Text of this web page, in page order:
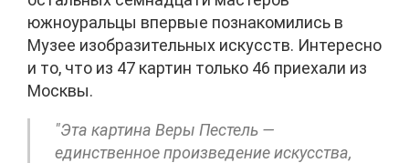
южноуральцы впервые познакомились в
Музее изобразительных искусств. Интересно
и то, что из 47 картин только 46 приехали из
Москвы.
"Эта картина Веры Пестель —
единственное произведение искусства,